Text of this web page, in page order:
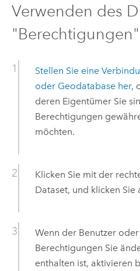
Verwenden des
"Berechtigungen"
Stellen Sie eine
oder Geodatabase her,
deren Eigentümer Sie
Berechtigungen
möchten.
Klicken Sie mit der
Dataset, und klicken Sie
Wenn der Benutzer
Berechtigungen Sie
enthalten ist, aktivieren